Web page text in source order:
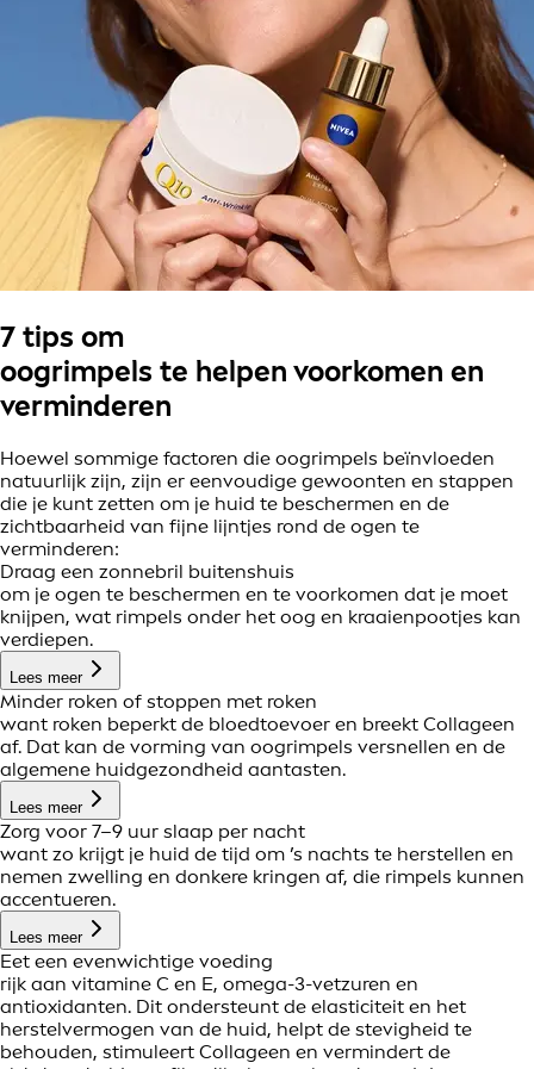
7 tips om
oogrimpels te helpen voorkomen en
verminderen
Hoewel sommige factoren die oogrimpels beïnvloeden
natuurlijk zijn, zijn er eenvoudige gewoonten en stappen
die je kunt zetten om je huid te beschermen en de
zichtbaarheid van fijne lijntjes rond de ogen te
verminderen:
Draag een zonnebril buitenshuis
om je ogen te beschermen en te voorkomen dat je moet
knijpen, wat rimpels onder het oog en kraaienpootjes kan
verdiepen.
Lees meer
Minder roken of stoppen met roken
want roken beperkt de bloedtoevoer en breekt Collageen
af. Dat kan de vorming van oogrimpels versnellen en de
algemene huidgezondheid aantasten.
Lees meer
Zorg voor 7–9 uur slaap per nacht
want zo krijgt je huid de tijd om ’s nachts te herstellen en
nemen zwelling en donkere kringen af, die rimpels kunnen
accentueren.
Lees meer
Eet een evenwichtige voeding
rijk aan vitamine C en E, omega-3-vetzuren en
antioxidanten. Dit ondersteunt de elasticiteit en het
herstelvermogen van de huid, helpt de stevigheid te
behouden, stimuleert Collageen en vermindert de